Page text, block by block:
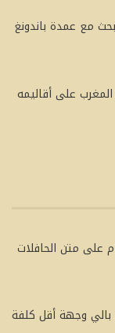
مع عمدة باندونغ
على أقاليمه
على متن الحافلات
بالي وجهة أقل كلفة